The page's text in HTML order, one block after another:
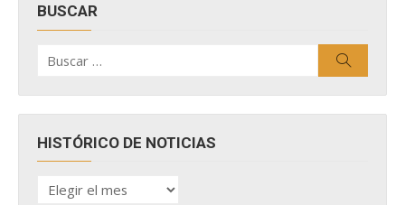
BUSCAR
por:
HISTÓRICO DE NOTICIAS
HISTÓRICO
DE